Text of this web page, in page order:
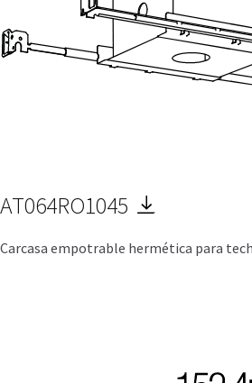
AT064RO1045
Carcasa empotrable hermética para